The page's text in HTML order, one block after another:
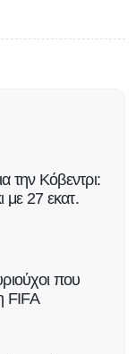
την Κόβεντρι:
με 27 εκατ.
που
FIFA